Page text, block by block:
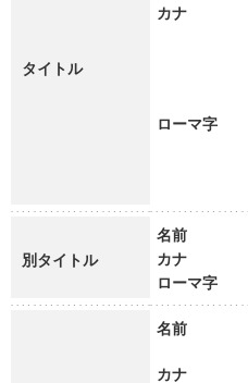
タイトル
カナ
ローマ字
別タイトル
名前
カナ
ローマ字
名前
カナ